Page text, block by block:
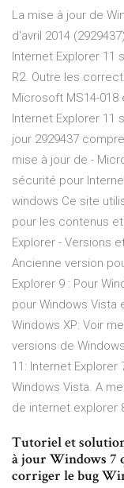
La mise à jour de
d'avril 2014
Internet Explorer 11
R2. Outre les
Microsoft MS14-
Internet Explorer
jour 2929437
mise à jour de -
sécurité pour
windows Ce site
pour les contenus
Explorer - Versions
Ancienne version
Explorer 9 : Pour
pour Windows Vista
Windows XP: Voir
versions de
11: Internet
Windows Vista. A
de internet explorer
Tutoriel et
à jour Windows 7
corriger le bug